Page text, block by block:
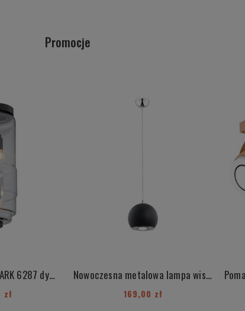
Promocje
Unikatowy plafon DARK 6287 dymny klosz czarne dodatki
zł
Nowoczesna metalowa lampa wisząca czarna kula stal lakierowana COSMO 414
169,00 zł